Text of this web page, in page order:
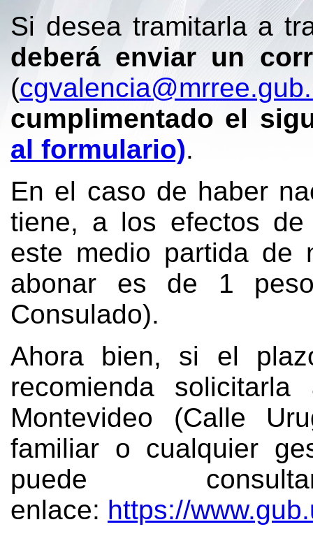
Si desea tramitarla a
deberá enviar un
(
cumplimentado el
al formulario).
En el caso de haber
tiene, a los efectos
este medio partida de
abonar es de 1
Consulado).
Ahora bien, si el
recomienda
Montevideo (Calle
familiar o cualquier
puede
enlace: https://